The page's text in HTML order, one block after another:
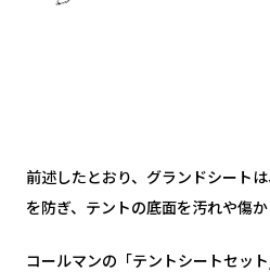
前述したとおり、グランドシート
を防ぎ、テントの底面を汚れや傷か
コールマンの「テントシートセッ